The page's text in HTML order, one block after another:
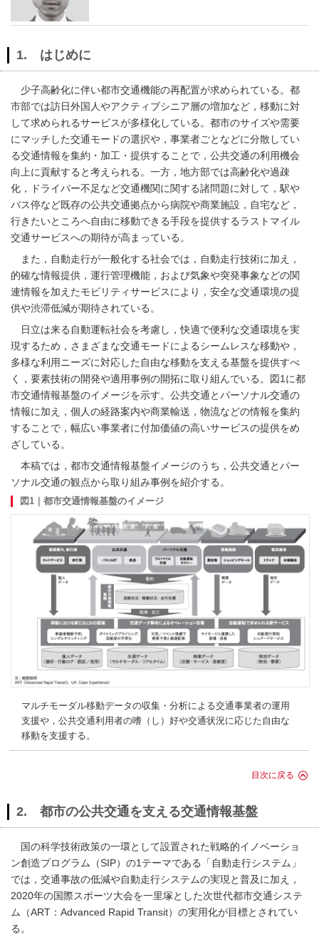
1. はじめに
少子高齢化に伴い都市交通機能の再配置が求められている。都
市部では訪日外国人やアクティブシニア層の増加など，移動に対
して求められるサービスが多様化している。都市のサイズや需要
にマッチした交通モードの選択や，事業者ごとなどに分散してい
る交通情報を集約・加工・提供することで，公共交通の利用機会
向上に貢献すると考えられる。一方，地方部では高齢化や過疎
化，ドライバー不足など交通機関に関する諸問題に対して，駅や
バス停など既存の公共交通拠点から病院や商業施設，自宅など，
行きたいところへ自由に移動できる手段を提供するラストマイル
交通サービスへの期待が高まっている。
また，自動走行が一般化する社会では，自動走行技術に加え，
的確な情報提供，運行管理機能，および気象や突発事象などの関
連情報を加えたモビリティサービスにより，安全な交通環境の提
供や渋滞低減が期待されている。
日立は来る自動運転社会を考慮し，快適で便利な交通環境を実
現するため，さまざまな交通モードによるシームレスな移動や，
多様な利用ニーズに対応した自由な移動を支える基盤を提供すべ
く，要素技術の開発や適用事例の開拓に取り組んでいる。図1に都
市交通情報基盤のイメージを示す。公共交通とパーソナル交通の
情報に加え，個人の経路案内や商業輸送，物流などの情報を集約
することで，幅広い事業者に付加価値の高いサービスの提供をめ
ざしている。
本稿では，都市交通情報基盤イメージのうち，公共交通とパー
ソナル交通の観点から取り組み事例を紹介する。
図1｜都市交通情報基盤のイメージ
マルチモーダル移動データの収集・分析による交通事業者の運用
支援や，公共交通利用者の嗜（し）好や交通状況に応じた自由な
移動を支援する。
目次に戻る
2. 都市の公共交通を支える交通情報基盤
国の科学技術政策の一環として設置された戦略的イノベーショ
ン創造プログラム（SIP）の1テーマである「自動走行システム」
では，交通事故の低減や自動走行システムの実現と普及に加え，
2020年の国際スポーツ大会を一里塚とした次世代都市交通システ
ム（ART：Advanced Rapid Transit）の実用化が目標とされてい
る。